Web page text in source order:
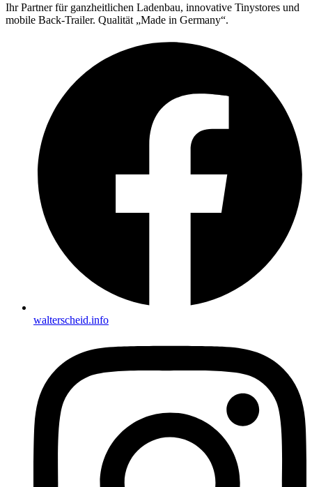
Ihr Partner für ganzheitlichen Ladenbau, innovative Tinystores und
mobile Back-Trailer. Qualität „Made in Germany“.
walterscheid.info